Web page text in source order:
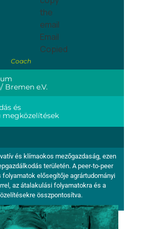
the
email
Email
Copied
Coach
Bremen e.V.
és
megközelítések
és klímaokos mezőgazdaság, ezen
területén. A peer-to-peer
elősegítője agrártudományi
az átalakulási folyamatokra és a
összpontosítva.